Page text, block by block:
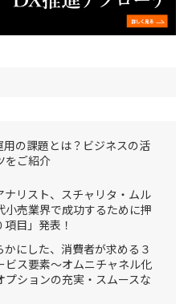
用の課題とは？ビジネスの活
をご紹介
ナリスト、スチャリタ・ムル
小売業界で成功するために押
目」発表！
かにした、消費者が求める３
ビス要素～オムニチャネル化
プションの充実・スムースな